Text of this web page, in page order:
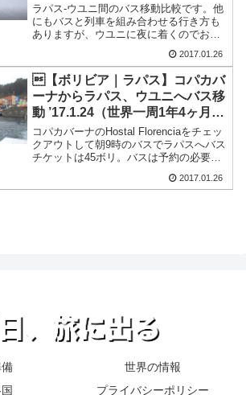
ラパス-ウユニ間のバス移動比較です。他
にもバスと列車を組み合わせる行き方も
ありますが、ウユニに夜に着くのでおす
すめしません。なぜなら、夜に着くと希
望の宿にその日泊まることが難しいか
ら。もしも行きたい宿があって予約不可
能なら（日本人に人気のウ...
2017.01.26
【ボリビア｜ラパス】コパカバ
ーナからラパス、ウユニへバス移
動 ’17.1.24（世界一周1年4ヶ月と
24日目）
コパカバーナのHostal Florenciaをチェッ
クアウトして朝9時のバスでラパスへバス
チケットは45ボリ。バスは予約の必要な
行けた。15ボリ損した。コパカバーナか
2017.01.26
世界の情報
プライバシーポリシー